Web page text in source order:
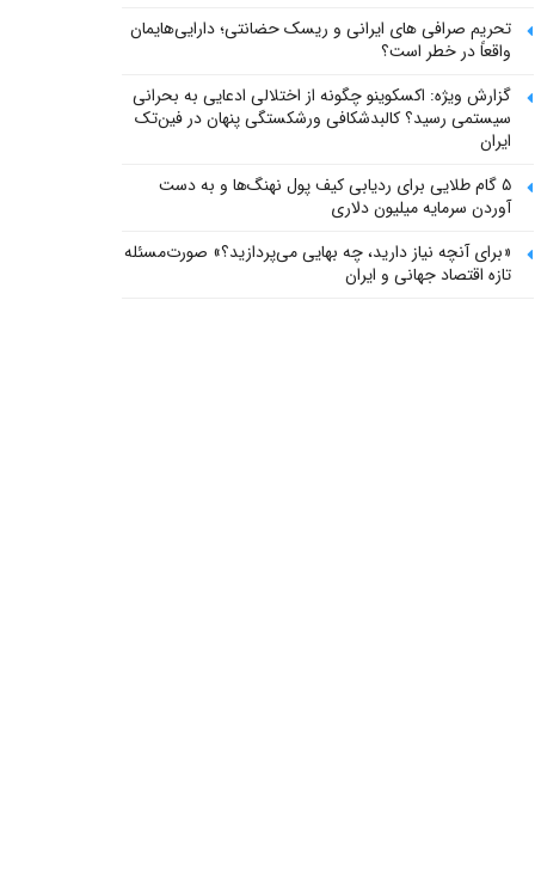
تحریم صرافی های ایرانی و ریسک حضانتی؛ دارایی‌هایمان
واقعاً در خطر است؟
گزارش ویژه: اکسکوینو چگونه از اختلالی ادعایی به بحرانی
سیستمی رسید؟ کالبدشکافی ورشکستگی پنهان در فین‌تک
ایران
۵ گام طلایی برای ردیابی کیف پول‌ نهنگ‌ها و به دست
آوردن سرمایه میلیون دلاری
«برای آنچه نیاز دارید، چه بهایی می‌پردازید؟» صورت‌مسئله
تازه اقتصاد جهانی و ایران